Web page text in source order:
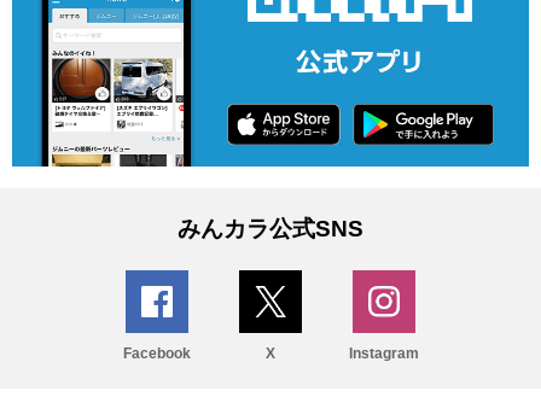
みんカラ公式SNS
Facebook X Instagram